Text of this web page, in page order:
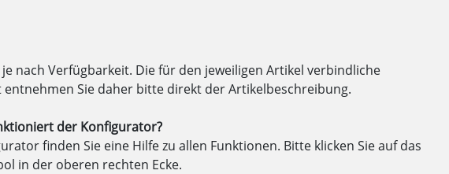
nach Verfügbarkeit. Die für den jeweiligen Artikel verbindliche
entnehmen Sie daher bitte direkt der Artikelbeschreibung.
der Konfigurator?
finden Sie eine Hilfe zu allen Funktionen. Bitte klicken Sie auf das
in der oberen rechten Ecke.